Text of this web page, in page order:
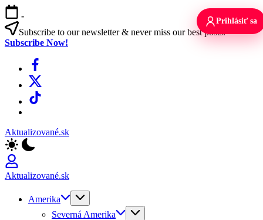
Skip
to
content
-
Subscribe to our newsletter & never miss our best posts.
Subscribe Now!
Facebook
X
TikTok
Aktualizované.sk
Aktualizované.sk
Amerika
Severná Amerika
Prihlásiť sa